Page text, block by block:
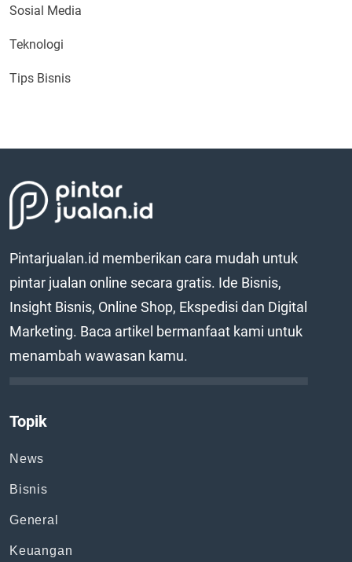
Sosial Media
Teknologi
Tips Bisnis
Pintarjualan.id memberikan cara mudah untuk
pintar jualan online secara gratis. Ide Bisnis,
Insight Bisnis, Online Shop, Ekspedisi dan Digital
Marketing. Baca artikel bermanfaat kami untuk
menambah wawasan kamu.